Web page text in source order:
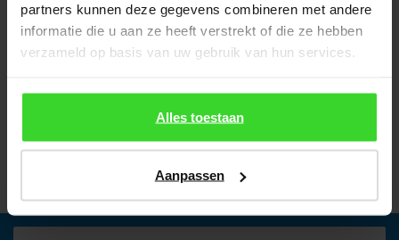
partners kunnen deze gegevens combineren met andere
informatie die u aan ze heeft verstrekt of die ze hebben
verzameld op basis van uw gebruik van hun services.
Alles toestaan
Aanpassen